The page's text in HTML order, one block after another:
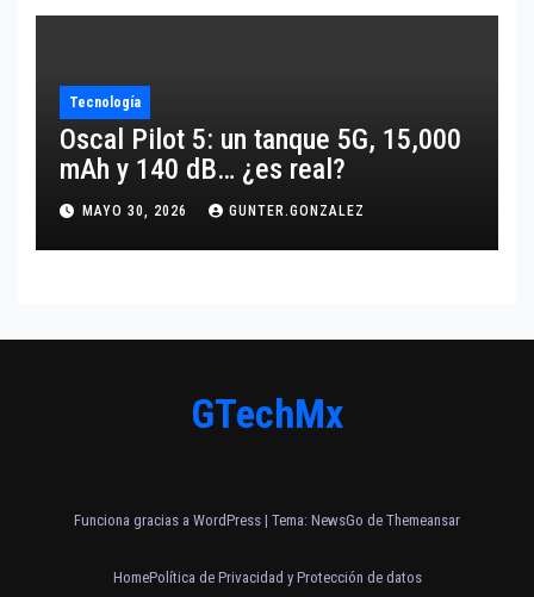
Tecnología
Oscal Pilot 5: un tanque 5G, 15,000
mAh y 140 dB… ¿es real?
MAYO 30, 2026 GUNTER.GONZALEZ
GTechMx
Funciona gracias a WordPress | Tema: NewsGo de Themeansar
HomePolítica de Privacidad y Protección de datos